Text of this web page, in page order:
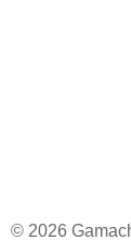
© 2026